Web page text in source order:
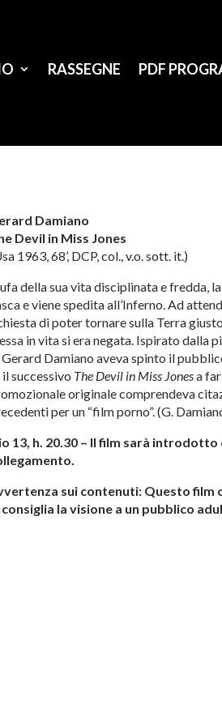
RASSEGNE PDF
Damiano
Devil in Miss Jones
1963, 68’, DCP, col., v.o. sott. it.)
della sua vita disciplinata e fredda,
e viene spedita all’Inferno. Ad
di poter tornare sulla Terra
in vita si era negata. Ispirato dalla
Damiano aveva spinto il
successivo The Devil in Miss Jonesa
originale comprendeva
per un “film porno”. (G.
13, h. 20.30 – Il film sarà
sui contenuti: Questo film
consiglia la visione a un pubblico